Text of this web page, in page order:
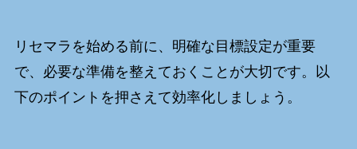
リセマラを始める前に、明確な目標設定が重要
で、必要な準備を整えておくことが大切です。以
下のポイントを押さえて効率化しましょう。